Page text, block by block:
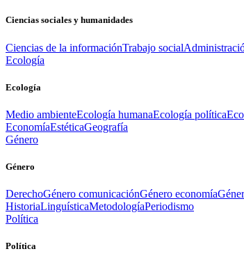
Ciencias sociales y humanidades
Ciencias de la informaciónTrabajo social
Ecología
Ecología
Medio ambienteEcología humanaEcología política
EconomíaEstéticaGeografía
Género
Género
DerechoGénero comunicaciónGénero economía
HistoriaLinguísticaMetodologíaPeriodismo
Política
Política